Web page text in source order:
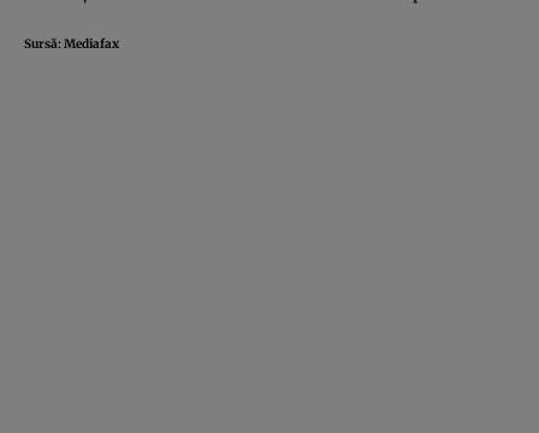
Sursă: Mediafax